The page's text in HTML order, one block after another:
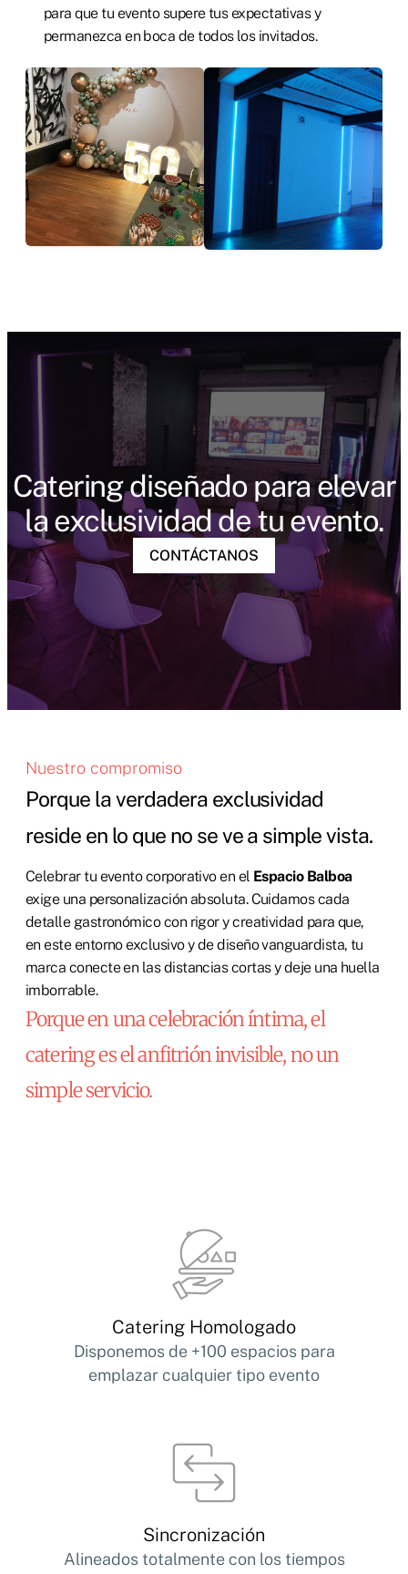
para que tu evento supere tus expectativas y
permanezca en boca de todos los invitados.
Catering diseñado para elevar
la exclusividad de tu evento.
CONTÁCTANOS
Nuestro compromiso
Porque la verdadera exclusividad
reside en lo que no se ve a simple vista.
Celebrar tu evento corporativo en el Espacio Balboa
exige una personalización absoluta. Cuidamos cada
detalle gastronómico con rigor y creatividad para que,
en este entorno exclusivo y de diseño vanguardista, tu
marca conecte en las distancias cortas y deje una huella
imborrable.
Porque en una celebración íntima, el
catering es el anfitrión invisible, no un
simple servicio.
Catering Homologado
Disponemos de +100 espacios para
emplazar cualquier tipo evento
Sincronización
Alineados totalmente con los tiempos